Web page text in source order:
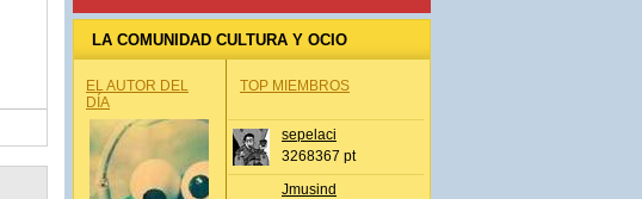
LA COMUNIDAD CULTURA Y OCIO
EL AUTOR DEL
DÍA
TOP MIEMBROS
sepelaci
3268367 pt
Jmusind